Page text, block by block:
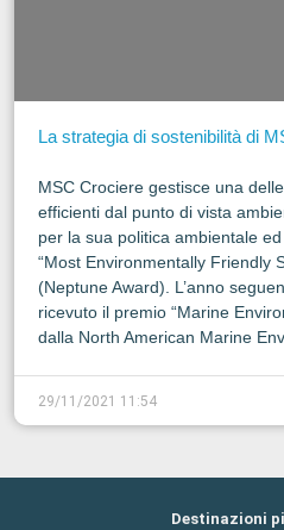
La strategia di sostenibilità di
MSC Crociere gestisce una
efficienti dal punto di vista
per la sua politica ambientale
“Most Environmentally Friendly
(Neptune Award). L’anno
ricevuto il premio “Marine
dalla North American Marine
29/11/2021 11:54
Destinazioni